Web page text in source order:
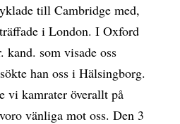
till Cambridge med,
i London. I Oxford
kand. som visade oss
han oss i Hälsingborg.
vi kamrater överallt på
vänliga mot oss. Den 3